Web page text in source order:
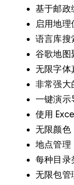
基于邮政
启用地理
语言库搜
谷歌地图
无限字体
非常强大
一键演示
使用
无限颜色
地点管理
每种目录
无限包管